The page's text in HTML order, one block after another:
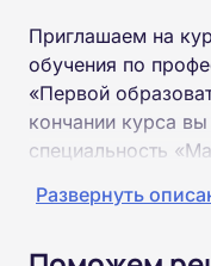
Приглашаем на
обучения по
«Первой
кончании курса
специальность
Развернуть